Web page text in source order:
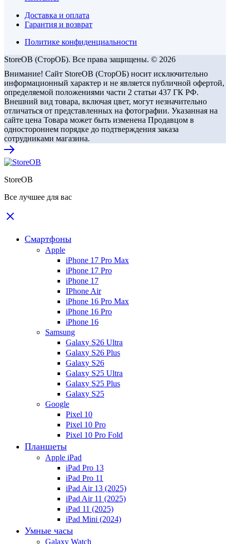
Доставка и оплата
Гарантия и возврат
Политике конфиденциальности
StoreOB (CторОБ). Все права защищены. © 2026
Внимание! Сайт StoreOB (СторОБ) носит исключительно
информационный характер и не является публичной офертой,
определяемой положениями части 2 статьи 437 ГК РФ.
Внешний вид товара, включая цвет, могут незначительно
отличаться от представленных на фотографии. Указанная на
сайте цена Товара может быть изменена Продавцом в
одностороннем порядке до подтверждения заказа
сотрудниками магазина.
StoreOB
Все лучшее для вас
Смартфоны
Apple
iPhone 17 Pro Max
iPhone 17 Pro
iPhone 17
IPhone Air
iPhone 16 Pro Max
iPhone 16 Pro
iPhone 16
Samsung
Galaxy S26 Ultra
Galaxy S26 Plus
Galaxy S26
Galaxy S25 Ultra
Galaxy S25 Plus
Galaxy S25
Google
Pixel 10
Pixel 10 Pro
Pixel 10 Pro Fold
Планшеты
Apple iPad
iPad Pro 13
iPad Pro 11
iPad Air 13 (2025)
iPad Air 11 (2025)
iPad 11 (2025)
iPad Mini (2024)
Умные часы
Galaxy Watch